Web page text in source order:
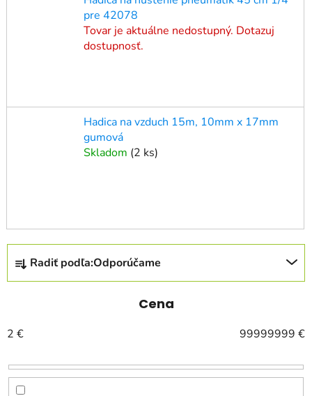
pre 42078
Tovar je aktuálne nedostupný. Dotazuj
dostupnosť.
Hadica na vzduch 15m, 10mm x 17mm
gumová
Skladom (2 ks)
R
a
d
n
i
e
p
Radiť podľa:Odporúčame
Cena
2 € 99999999 €